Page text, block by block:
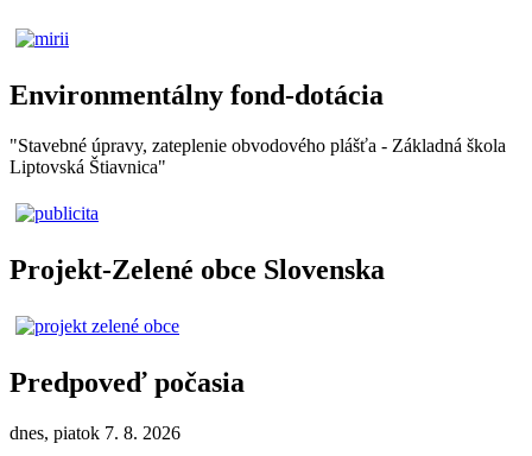
Environmentálny fond-dotácia
"Stavebné úpravy, zateplenie obvodového plášťa - Základná škola
Liptovská Štiavnica"
Projekt-Zelené obce Slovenska
Predpoveď počasia
dnes, piatok 7. 8. 2026